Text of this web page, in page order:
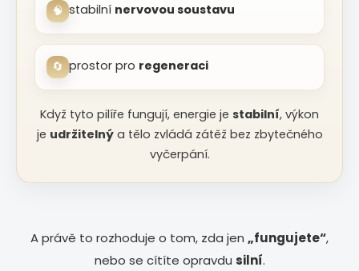
🧠 stabilní nervovou soustavu
🔄 prostor pro regeneraci
Když tyto pilíře fungují, energie je stabilní, výkon
je udržitelnýa tělo zvládá zátěž bez zbytečného
vyčerpání.
A právě to rozhoduje o tom, zda jen „fungujete“,
nebo se cítíte opravdu silní.